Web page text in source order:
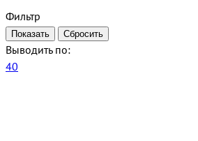
Фильтр
Выводить по:
40